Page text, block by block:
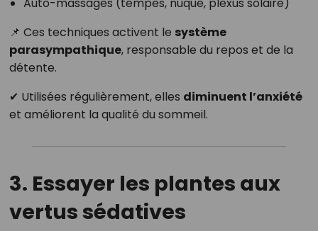
Auto-massages (tempes, nuque, plexus solaire)
📌 Ces techniques activent le système
parasympathique, responsable du repos et de la
détente.
✔ Utilisées régulièrement, elles diminuent l’anxiété
et améliorent la qualité du sommeil.
3. Essayer les plantes aux
vertus sédatives